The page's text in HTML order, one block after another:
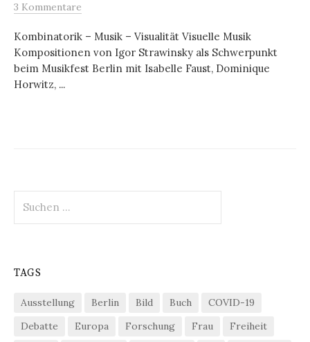
3 Kommentare
Kombinatorik – Musik – Visualität Visuelle Musik
Kompositionen von Igor Strawinsky als Schwerpunkt
beim Musikfest Berlin mit Isabelle Faust, Dominique
Horwitz, ...
nach:
TAGS
Ausstellung Berlin Bild Buch
COVID-19
Debatte
Europa Forschung Frau
Freiheit